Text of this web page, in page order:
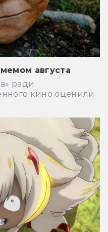
августа
ради
кино оценили